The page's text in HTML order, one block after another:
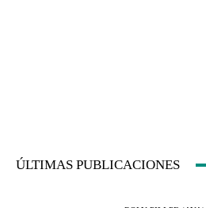
ÚLTIMAS PUBLICACIONES